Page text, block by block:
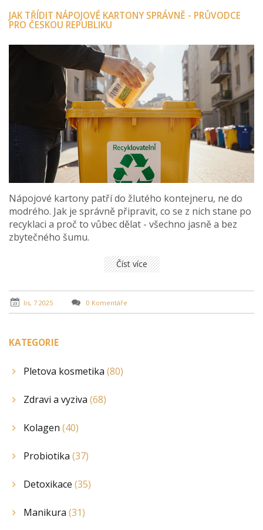
JAK TŘÍDIT NÁPOJOVÉ KARTONY SPRÁVNĚ - PRŮVODCE
PRO ČESKOU REPUBLIKU
Nápojové kartony patří do žlutého kontejneru, ne do
modrého. Jak je správně připravit, co se z nich stane po
recyklaci a proč to vůbec dělat - všechno jasně a bez
zbytečného šumu.
Číst více
lis, 7 2025 0 Komentáře
KATEGORIE
Pletova kosmetika (80)
Zdravi a vyziva (68)
Kolagen (40)
Probiotika (37)
Detoxikace (35)
Manikura (31)